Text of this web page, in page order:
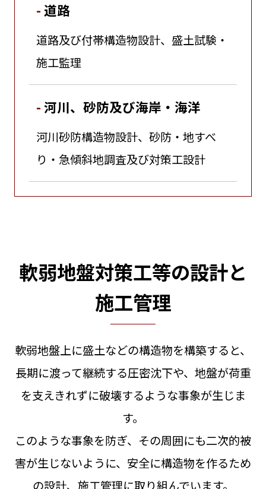
道路
道路及び付帯構造物設計、盛土試験・
施工監理
河川、砂防及び海岸・海洋
河川砂防構造物設計、砂防・地すべ
り・急傾斜地調査及び対策工設計
軟弱地盤対策工等の設計と
施工管理
軟弱地盤上に盛土などの構造物を構築すると、
⻑期に渡って継続する圧密沈下や、地盤が荷重
を支えきれずに破壊するような事象が生じま
す。
このような事象を防ぎ、その周囲にも二次的被
害が生じないように、安全に構造物を作るため
の設計、施工管理に取り組んでいます。